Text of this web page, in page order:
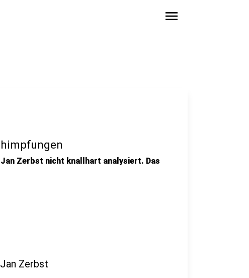
menu
Zerbst nicht knallhart analysiert. Das
Zerbst